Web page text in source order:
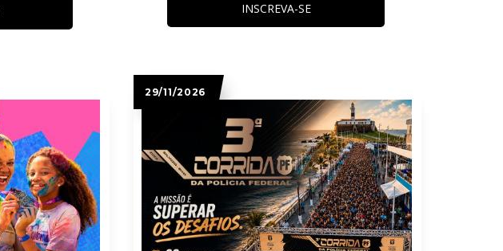
INSCREVA-SE
29/11/2026